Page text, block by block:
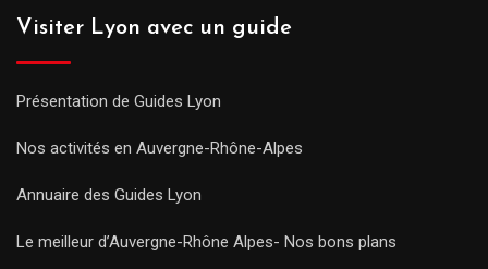
Visiter Lyon avec un guide
Présentation de Guides Lyon
Nos activités en Auvergne-Rhône-Alpes
Annuaire des Guides Lyon
Le meilleur d’Auvergne-Rhône Alpes- Nos bons plans